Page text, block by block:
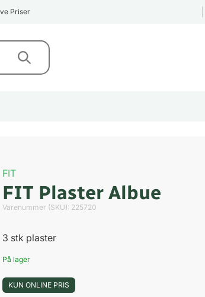
Priser
FIT
FIT Plaster Albue
Varenummer (SKU): 225720
3 stk plaster
På lager
KUN ONLINE PRIS